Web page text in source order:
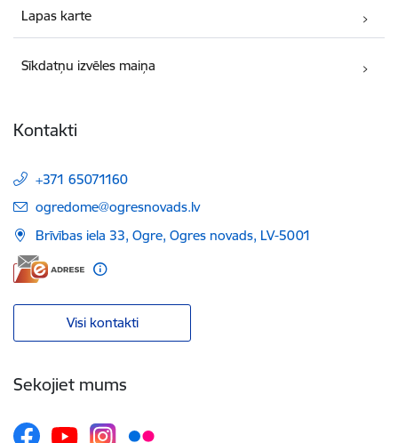
Lapas karte
Sīkdatņu izvēles maiņa
Kontakti
+371 65071160
E-pasts:
ogredome@ogresnovads.lv
Brīvības iela 33, Ogre, Ogres novads, LV-5001
Visi kontakti
Sekojiet mums